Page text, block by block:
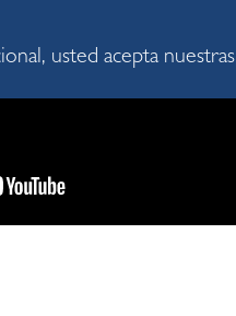
usted acepta nuestras